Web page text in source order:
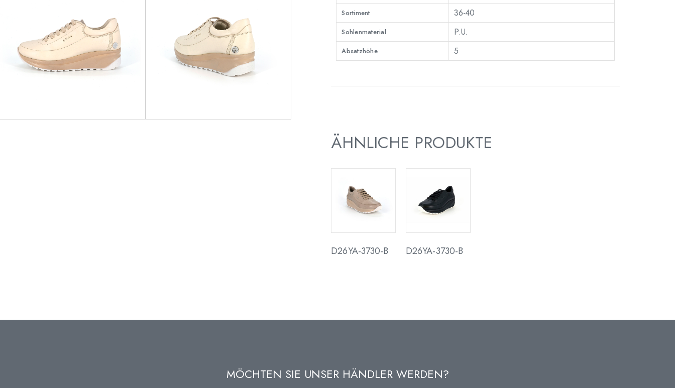
Sortiment 36-40
Sohlenmaterial P.U.
Absatzhöhe 5
ÄHNLICHE PRODUKTE
D26YA-3730-B D26YA-3730-B
MÖCHTEN SIE UNSER HÄNDLER WERDEN?